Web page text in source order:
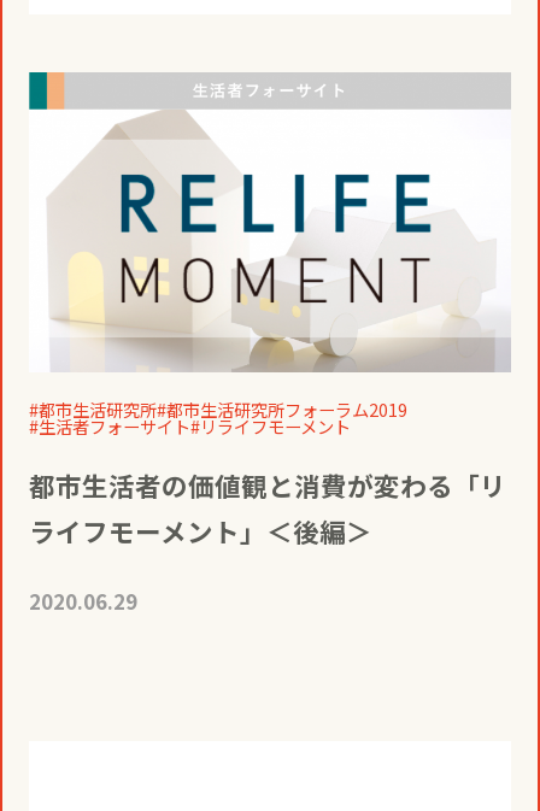
ビジネスデベロップメント
マーケティング
クリエイティブ
アクティベーション
メディアビジネス
PR
方針
推進体制
環境
CSR
社長メッセージ
会社概要
当社の歩み
役員一覧
新卒採用
通年採用
カムバック採用
障がい者採用
トップへ
都市生活研究所 都市生活研究所フォーラム2019
生活者フォーサイト リライフモーメント
都市生活者の価値観と消費が変わる「リ
ライフモーメント」＜後編＞
2020.06.29